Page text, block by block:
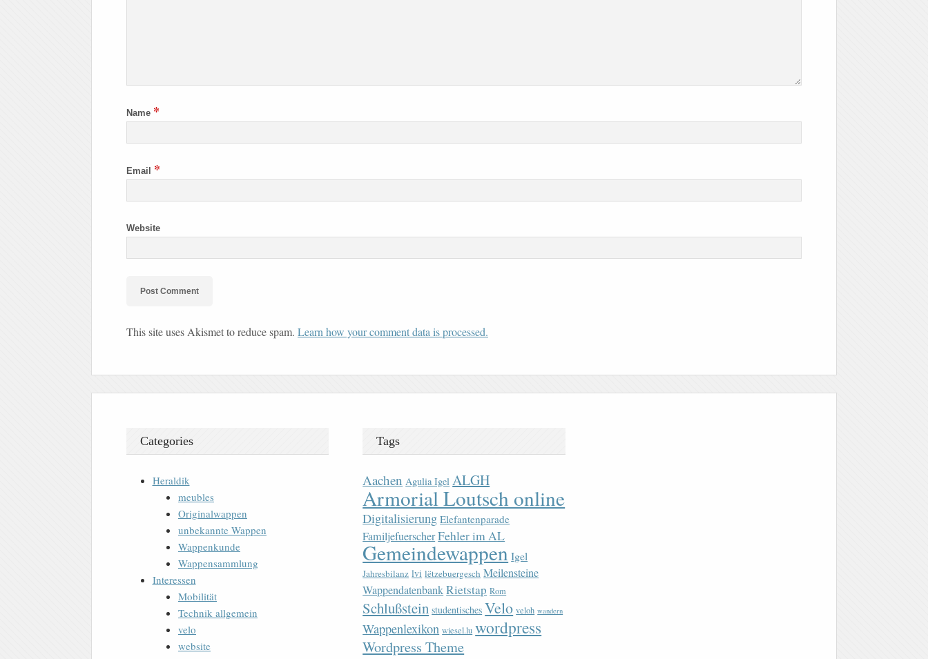
Name *
Email *
Website
This site uses Akismet to reduce spam. Learn how your comment data is processed.
Categories
Heraldik
meubles
Originalwappen
unbekannte Wappen
Wappenkunde
Wappensammlung
Interessen
Mobilität
Technik allgemein
velo
website
Tags
Aachen Agulia Igel ALGH
Armorial Loutsch online
Digitalisierung Elefantenparade
FamiljefuerscherFehler im AL
Gemeindewappen Igel
Jahresbilanz lvi lëtzebuergesch Meilensteine
WappendatenbankRietstap Rom
Schlußstein studentisches Velo veloh wandern
Wappenlexikon wiesel.lu wordpress
Wordpress Theme